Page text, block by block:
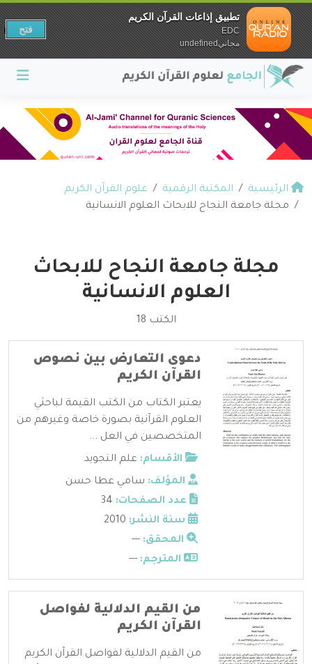
الرئيسية المكتبة الرقمية
علوم القرآن الكريم
مجلة جامعة النجاح للابحاث العلوم الانسانية
مجلة جامعة النجاح للابحاث
العلوم الانسانية
الكتب 18
دعوى التعارض بين نصوص
القرآن الكريم
يعتبر الكتاب من الكتب القيمة لباحثي
العلوم القرآنية بصورة خاصة وغيرهم من
المتخصصين في العل ...
الأقسام: علم التجويد
المؤلف: سامي عطا حسن
عدد الصفحات:
سنة النشر:
المحقق: ---
المترجم: ---
من القيم الدلالية لفواصل
القرآن الكريم
من القيم الدلالية لفواصل القرآن الكريم
تطبيق إذاعات القرآن الكريم
EDC
مجانيundefined
فتح